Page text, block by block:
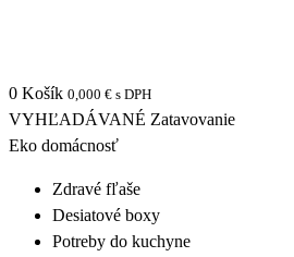
0 Košík 0,000 € s DPH
VYHĽADÁVANÉ Zatavovanie
Eko domácnosť
Zdravé fľaše
Desiatové boxy
Potreby do kuchyne